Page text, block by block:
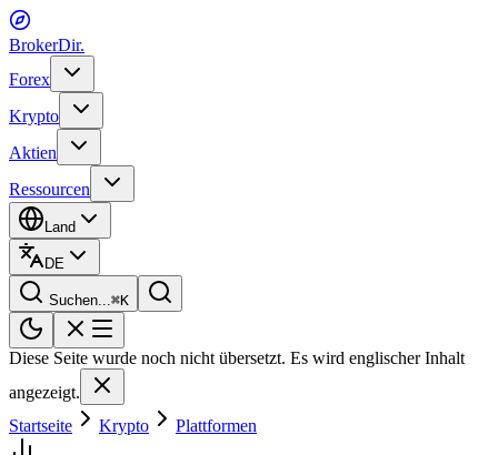
BrokerDir.
Forex
Krypto
Aktien
Ressourcen
Land
DE
Suchen...⌘K
Diese Seite wurde noch nicht übersetzt. Es wird englischer Inhalt
angezeigt.
Startseite
Krypto Plattformen